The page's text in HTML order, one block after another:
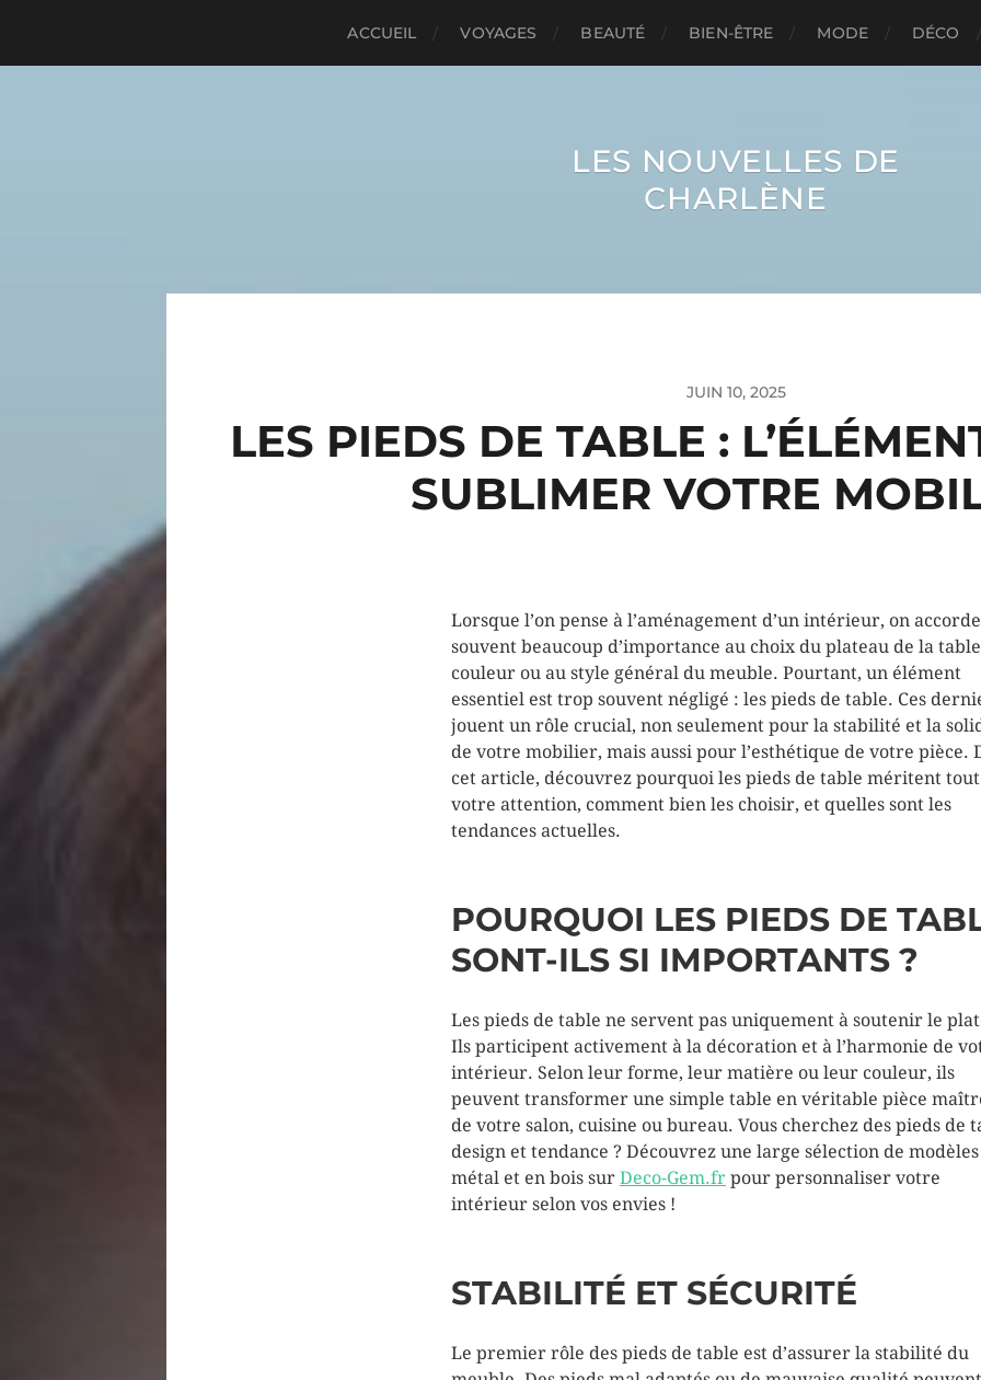
ACCUEIL VOYAGES BEAUTÉ BIEN-ÊTRE MODE DÉCO
LES NOUVELLES DE
CHARLÈNE
JUIN 10, 2025
LES PIEDS DE TABLE :
SUBLIMER VOTRE
Lorsque l’on pense à l’aménagement d’un intérieur, on accorde
souvent beaucoup d’importance au choix du plateau de la
couleur ou au style général du meuble. Pourtant, un élément
essentiel est trop souvent négligé : les pieds de table. Ces
jouent un rôle crucial, non seulement pour la stabilité et la
de votre mobilier, mais aussi pour l’esthétique de votre pièce.
cet article, découvrez pourquoi les pieds de table méritent
votre attention, comment bien les choisir, et quelles sont les
tendances actuelles.
POURQUOI LES PIEDS DE
SONT-ILS SI IMPORTANTS ?
Les pieds de table ne servent pas uniquement à soutenir le
Ils participent activement à la décoration et à l’harmonie de
intérieur. Selon leur forme, leur matière ou leur couleur, ils
peuvent transformer une simple table en véritable pièce
de votre salon, cuisine ou bureau. Vous cherchez des pieds de
design et tendance ? Découvrez une large sélection de
métal et en bois sur Deco-Gem.fr pour personnaliser votre
intérieur selon vos envies !
STABILITÉ ET SÉCURITÉ
Le premier rôle des pieds de table est d’assurer la stabilité du